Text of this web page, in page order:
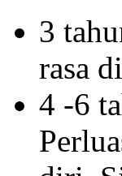
3
rasa
4 -6